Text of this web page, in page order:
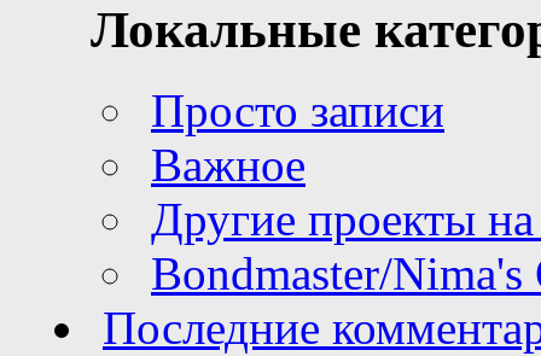
Локальные
Просто записи
Важное
Другие проекты
Bondmaster/Nima's
Последние